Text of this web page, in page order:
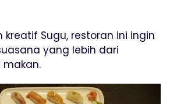
kreatif Sugu, restoran ini ingin
yang lebih dari